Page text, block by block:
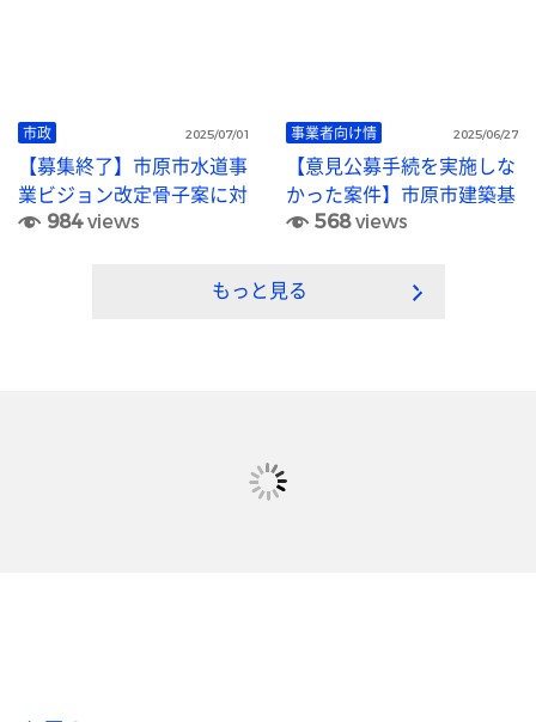
市政 2025/07/01
【募集終了】市原市水道事
業ビジョン改定骨子案に対
する意見募集
984views
事業者向け情 2025/06/27
【意見公募手続を実施しな
かった案件】市原市建築基
準法施行細則の一部を改正
568views
もっと見る